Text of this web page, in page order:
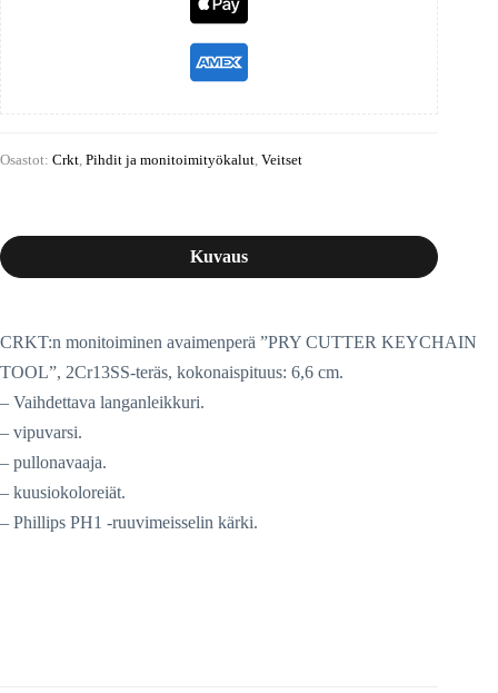
Osastot: Crkt Pihdit ja monitoimityökalut Veitset
Kuvaus
CRKT:n monitoiminen avaimenperä ”PRY CUTTER KEYCHAIN
TOOL”, 2Cr13SS-teräs, kokonaispituus: 6,6 cm.
– Vaihdettava langanleikkuri.
– vipuvarsi.
– pullonavaaja.
– kuusiokoloreiät.
– Phillips PH1 -ruuvimeisselin kärki.